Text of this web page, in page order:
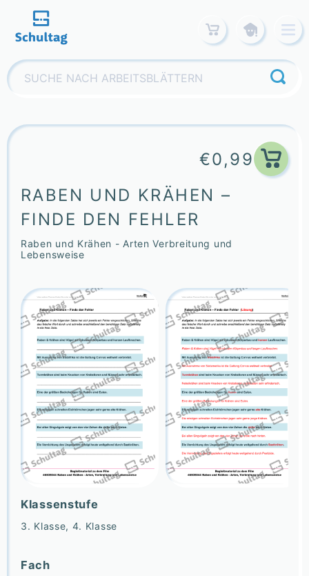
content
Suchen
nach:
€0,99
RABEN UND KRÄHEN –
FINDE DEN FEHLER
Raben und Krähen - Arten Verbreitung und
Lebensweise
Klassenstufe
3. Klasse, 4. Klasse
Fach